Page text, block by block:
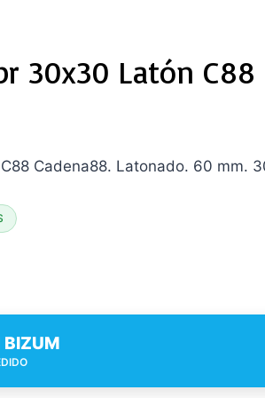
30x30 Latón
Cadena88. Latonado. 60 mm.
BIZUM